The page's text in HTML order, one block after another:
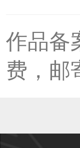
恭喜
作品备
费，邮